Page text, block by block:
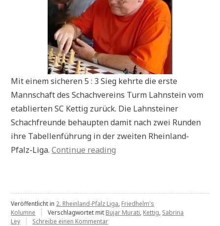
Mit einem sicheren 5 : 3 Sieg kehrte die erste
Mannschaft des Schachvereins Turm Lahnstein vom
etablierten SC Kettig zurück. Die Lahnsteiner
Schachfreunde behaupten damit nach zwei Runden
ihre Tabellenführung in der zweiten Rheinland-
Pfalz-Liga.Continue reading
Presse:
Verdienter
Auswärtssieg
Veröffentlicht in 2. Rheinland-Pfalz Liga, Friedhelm's
Kolumne
Verschlagwortet mit Bujar Murati, Kettig, Sabrina
Ley
Schreibe einen Kommentarzu